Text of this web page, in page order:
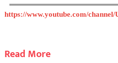
https://www.youtube.com/
Read More